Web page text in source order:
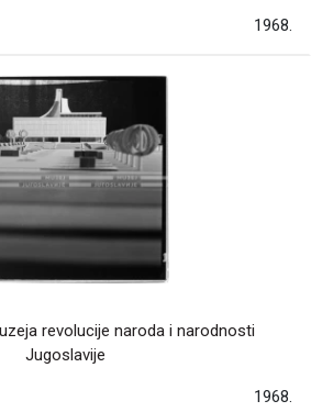
1968.
revolucije naroda i narodnosti
Jugoslavije
1968.